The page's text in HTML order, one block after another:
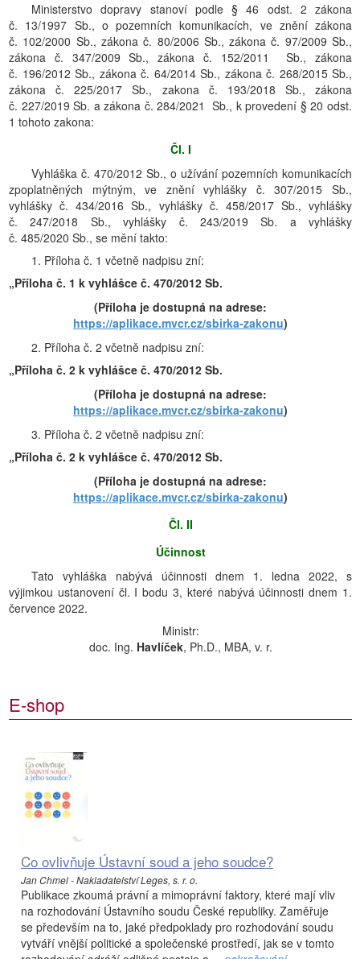
Ministerstvo dopravy stanoví podle § 46 odst. 2 zákona
č. 13/1997 Sb., o pozemních komunikacích, ve znění zákona
č. 102/2000 Sb., zákona č. 80/2006 Sb., zákona č. 97/2009 Sb.,
zákona č. 347/2009 Sb., zákona č. 152/2011 Sb., zákona
č. 196/2012 Sb., zákona č. 64/2014 Sb., zákona č. 268/2015 Sb.,
zákona č. 225/2017 Sb., zakona č. 193/2018 Sb., zákona
č. 227/2019 Sb. a zákona č. 284/2021 Sb., k provedení § 20 odst.
1 tohoto zakona:
Čl. I
Vyhláška č. 470/2012 Sb., o užívání pozemních komunikacích
zpoplatněných mýtným, ve znění vyhlášky č. 307/2015 Sb.,
vyhlášky č. 434/2016 Sb., vyhlášky č. 458/2017 Sb., vyhlášky
č. 247/2018 Sb., vyhlášky č. 243/2019 Sb. a vyhlášky
č. 485/2020 Sb., se mění takto:
1. Příloha č. 1 včetně nadpisu zní:
„Příloha č. 1 k vyhlášce č. 470/2012 Sb.
(Příloha je dostupná na adrese:
https://aplikace.mvcr.cz/sbirka-zakonu)
2. Příloha č. 2 včetně nadpisu zní:
„Příloha č. 2 k vyhlášce č. 470/2012 Sb.
(Příloha je dostupná na adrese:
https://aplikace.mvcr.cz/sbirka-zakonu)
3. Příloha č. 2 včetně nadpisu zní:
„Příloha č. 2 k vyhlášce č. 470/2012 Sb.
(Příloha je dostupná na adrese:
https://aplikace.mvcr.cz/sbirka-zakonu)
Čl. II
Účinnost
Tato vyhláška nabývá účinnosti dnem 1. ledna 2022, s
výjimkou ustanovení čl. I bodu 3, které nabývá účinnosti dnem 1.
července 2022.
Ministr:
doc. Ing. Havlíček, Ph.D., MBA, v. r.
E-shop
Co ovlivňuje Ústavní soud a jeho soudce?
Jan Chmel - Nakladatelství Leges, s. r. o.
Publikace zkoumá právní a mimoprávní faktory, které mají vliv
na rozhodování Ústavního soudu České republiky. Zaměřuje
se především na to, jaké předpoklady pro rozhodování soudu
vytváří vnější politické a společenské prostředí, jak se v tomto